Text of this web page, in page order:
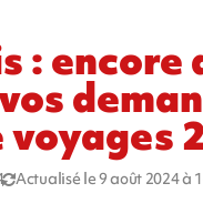
: encore
voyages
Actualisé le 9 août 2024 à